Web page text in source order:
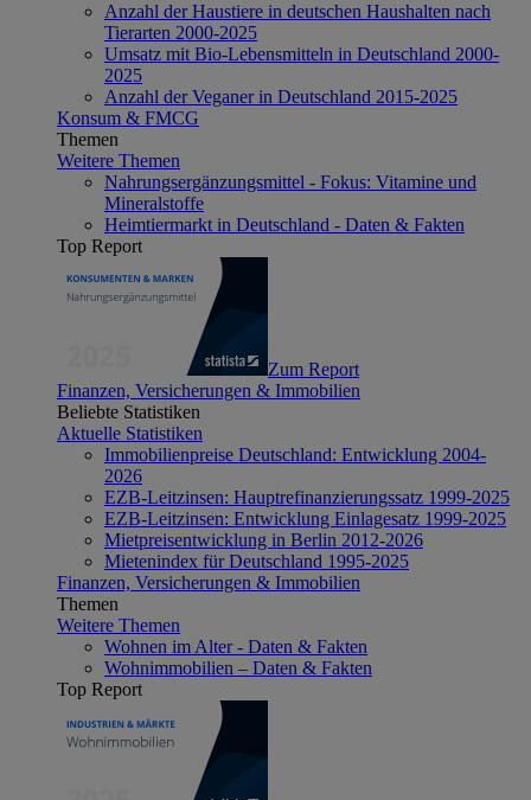
Anzahl der Haustiere in deutschen Haushalten nach
Tierarten 2000-2025
Umsatz mit Bio-Lebensmitteln in Deutschland 2000-
2025
Anzahl der Veganer in Deutschland 2015-2025
Konsum & FMCG
Themen
Weitere Themen
Nahrungsergänzungsmittel - Fokus: Vitamine und
Mineralstoffe
Heimtiermarkt in Deutschland - Daten & Fakten
Top Report
Zum Report
Finanzen, Versicherungen & Immobilien
Beliebte Statistiken
Aktuelle Statistiken
Immobilienpreise Deutschland: Entwicklung 2004-
2026
EZB-Leitzinsen: Hauptrefinanzierungssatz 1999-2025
EZB-Leitzinsen: Entwicklung Einlagesatz 1999-2025
Mietpreisentwicklung in Berlin 2012-2026
Mietenindex für Deutschland 1995-2025
Finanzen, Versicherungen & Immobilien
Themen
Weitere Themen
Wohnen im Alter - Daten & Fakten
Wohnimmobilien – Daten & Fakten
Top Report